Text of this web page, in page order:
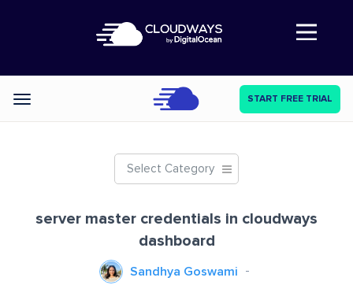
Abre a navegação
Categories START FREE TRIAL
Select Category
server master credentials in cloudways
dashboard
Sandhya Goswami